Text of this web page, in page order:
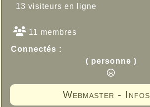
13 visiteurs en ligne
11 membres
Connectés :
( personne )
Webmaster - Infos